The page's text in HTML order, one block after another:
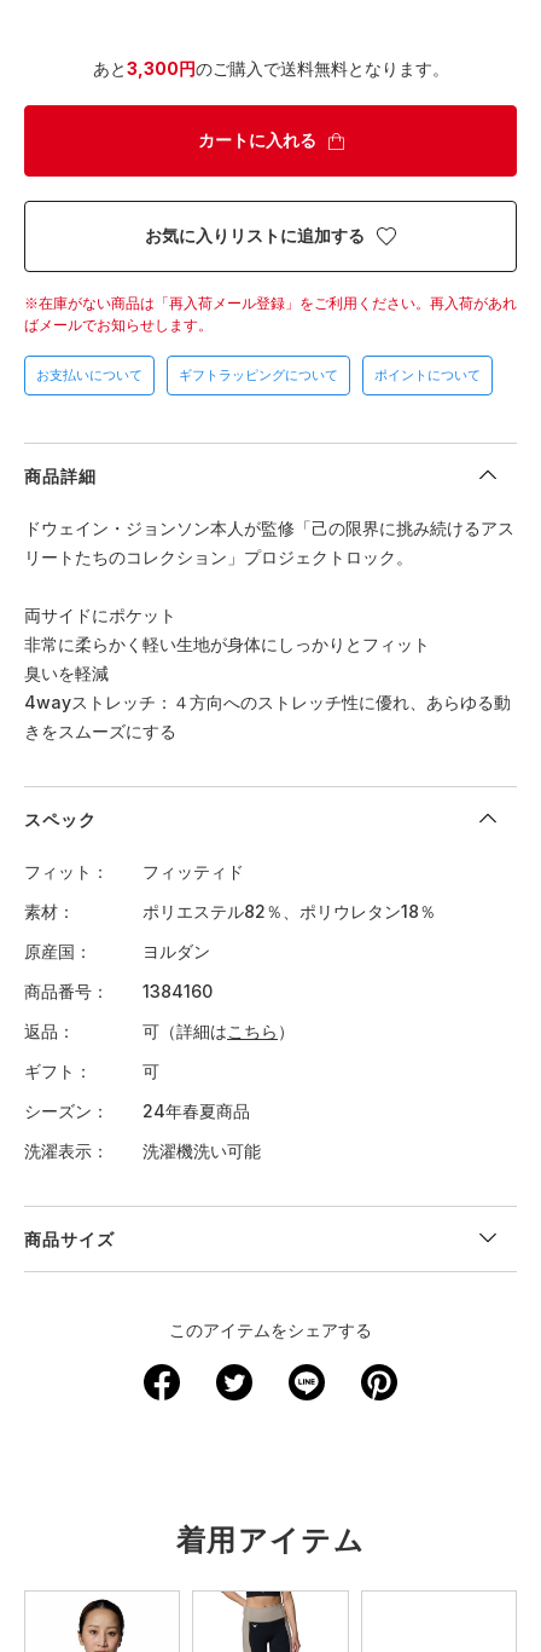
あと3,300円のご購入で送料無料となります。
カートに入れる
お気に入りリストに追加する
在庫がない商品は「再入荷メール登録」をご利用ください。 再入荷があれ
ばメールでお知らせします。
お支払いについて ギフトラッピングについて ポイントについて
商品詳細
ドウェイン・ジョンソン本人が監修「己の限界に挑み続けるアス
リートたちのコレクション」プロジェクトロック。
両サイドにポケット
非常に柔らかく軽い生地が身体にしっかりとフィット
臭いを軽減
4wayストレッチ：４方向へのストレッチ性に優れ、あらゆる動
きをスムーズにする
スペック
フィット
フィッティド
素材
ポリエステル82％、ポリウレタン18％
原産国
ヨルダン
商品番号
1384160
返品
可（詳細はこちら ）
ギフト
可
シーズン
24年春夏商品
洗濯表示
洗濯機洗い可能
商品サイズ
ウエスト 股下 裾回り わたり周り
58 18
61.5
このアイテムをシェアする
着用アイテム